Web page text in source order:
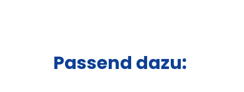
Passend dazu: